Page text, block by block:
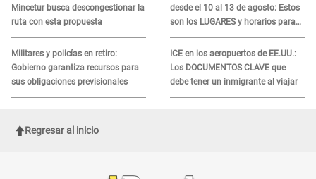
Mincetur busca descongestionar la
ruta con esta propuesta
Militares y policías en retiro:
Gobierno garantiza recursos para
sus obligaciones previsionales
desde el 10 al 13 de agosto: Estos
son los LUGARES y horarios para
recibir la ayuda
ICE en los aeropuertos de EE.UU.:
Los DOCUMENTOS CLAVE que
debe tener un inmigrante al viajar
Regresar al inicio